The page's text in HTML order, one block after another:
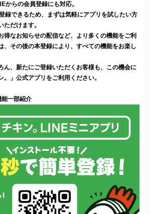
からの会員登録にも対応。
録できるため、まずは気軽にアプリを試したい方
ただけます。
得なお知らせの配信など、より多くの機能をご利
、その後の本登録により、すべての機能をお楽し
ん、新たにご登録いただくお客様も、この機会に
。」公式アプリをご利用ください。
一部紹介